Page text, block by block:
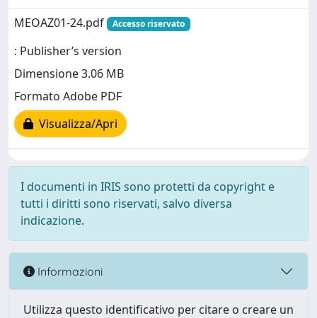
MEOAZ01-24.pdf
Accesso riservato
: Publisher’s version
Dimensione 3.06 MB
Formato Adobe PDF
Visualizza/Apri
I documenti in IRIS sono protetti da copyright e
tutti i diritti sono riservati, salvo diversa
indicazione.
Informazioni
Utilizza questo identificativo per citare o creare un